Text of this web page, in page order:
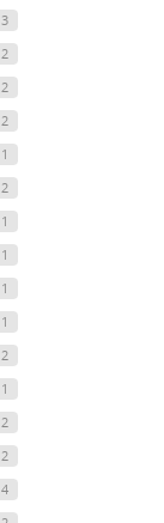
3
2
2
2
1
2
1
1
1
1
2
1
2
2
4